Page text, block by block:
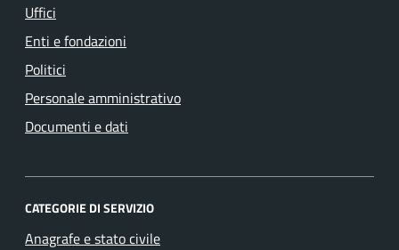
Uffici
Enti e fondazioni
Politici
Personale amministrativo
Documenti e dati
CATEGORIE DI SERVIZIO
Anagrafe e stato civile